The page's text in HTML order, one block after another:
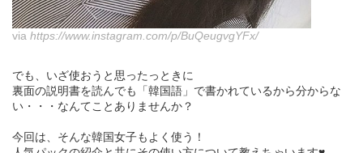
via https://www.instagram.com/p/BuQeugvgYFx/
でも、いざ使おうと思ったっときに
裏面の説明書を読んでも「韓国語」で書かれているから分からな
い・・・なんてことありませんか？
今回は、そんな韓国女子もよく使う！